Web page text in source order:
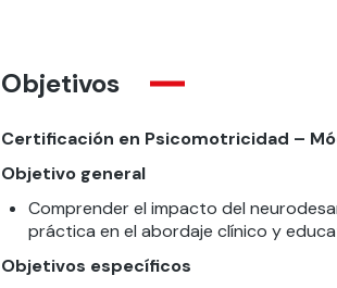
Objetivos
Certificación en Psicomotricidad –
Objetivo general
Comprender el impacto del
práctica en el abordaje clínico y
Objetivos específicos